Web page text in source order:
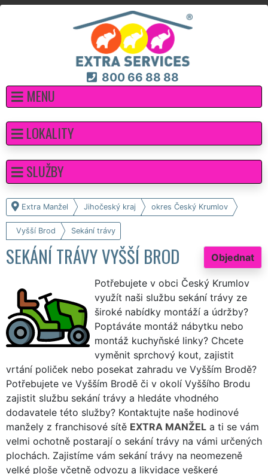
800 66 88 88
MENU
Extra Manžel Jihočeský kraj okres Český Krumlov
Vyšší Brod Sekání trávy
Objednat
SEKÁNÍ TRÁVY VYŠŠÍ BROD
Potřebujete v obci Český Krumlov
využít naši službu sekání trávy ze
široké nabídky montáží a údržby?
Poptáváte montáž nábytku nebo
montáž kuchyňské linky? Chcete
vyměnit sprchový kout, zajistit
vrtání poliček nebo posekat zahradu ve Vyšším Brodě?
Potřebujete ve Vyšším Brodě či v okolí Vyššího Brodu
zajistit službu sekání trávy a hledáte vhodného
dodavatele této služby? Kontaktujte naše hodinové
manžely z franchisové sítě EXTRA MANŽEL a ti se vám
velmi ochotně postarají o sekání trávy na vámi určených
plochách. Zajistíme vám sekání trávy na neomezeně
velké ploše včetně odvozu a likvidace veškeré
LOKALITY
SLUŽBY